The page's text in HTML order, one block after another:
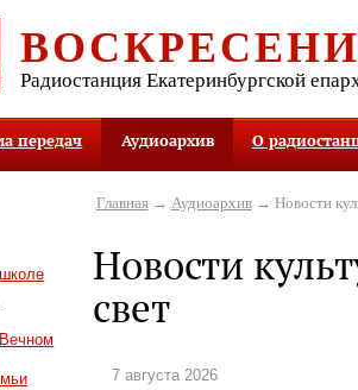
Радиостанция Екатеринбургской
передач Аудиоархив О
Главная→ Аудиоархив→ Новости
Новости
свет
7 августа 2026